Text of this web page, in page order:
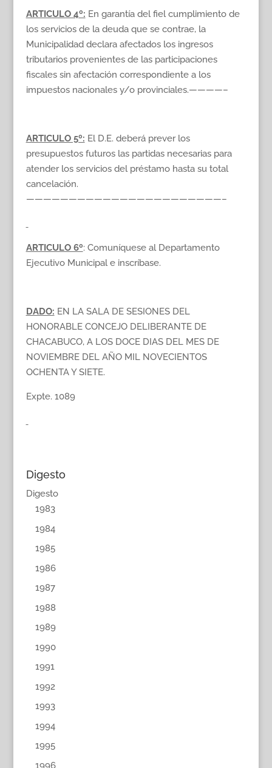
ARTICULO 4º: En garantía del fiel cumplimiento de
los servicios de la deuda que se contrae, la
Municipalidad declara afectados los ingresos
tributarios provenientes de las participaciones
fiscales sin afectación correspondiente a los
impuestos nacionales y/o provinciales.————–
ARTICULO 5º: El D.E. deberá prever los
presupuestos futuros las partidas necesarias para
atender los servicios del préstamo hasta su total
cancelación.
———————————————————————–
ARTICULO 6º: Comuníquese al Departamento
Ejecutivo Municipal e inscríbase.
DADO: EN LA SALA DE SESIONES DEL
HONORABLE CONCEJO DELIBERANTE DE
CHACABUCO, A LOS DOCE DIAS DEL MES DE
NOVIEMBRE DEL AÑO MIL NOVECIENTOS
OCHENTA Y SIETE.
Expte. 1089
Digesto
Digesto
1983
1984
1985
1986
1987
1988
1989
1990
1991
1992
1993
1994
1995
1996